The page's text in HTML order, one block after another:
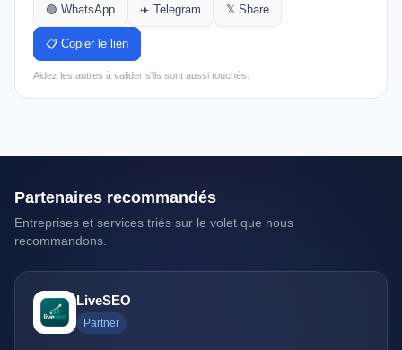
🟢 WhatsApp ✈️ Telegram 𝕏 Share
📋 Copier le lien
Aidez les autres à valider s'ils sont aussi touchés.
Partenaires recommandés
Entreprises et services triés sur le volet que nous
recommandons.
LiveSEO
Partner